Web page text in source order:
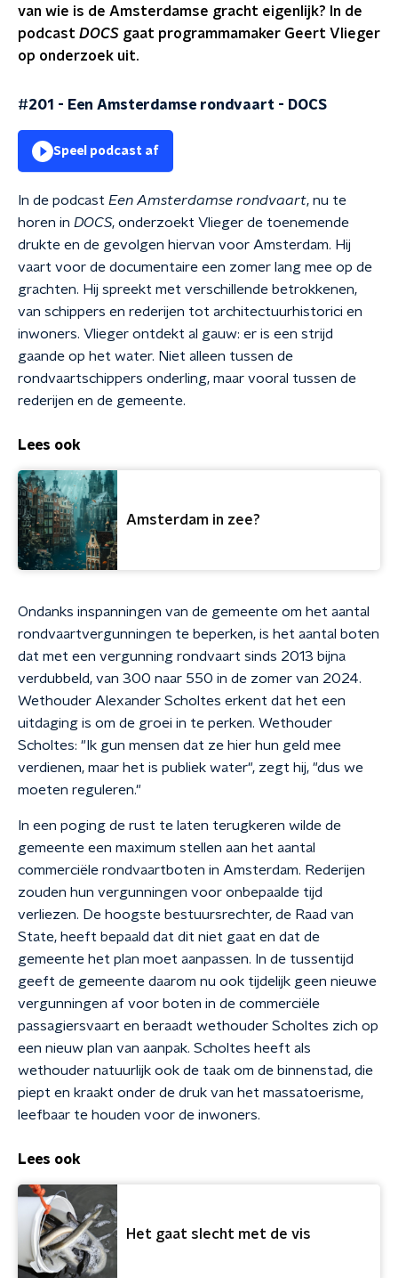
van wie is de Amsterdamse gracht eigenlijk? In de
podcast DOCS gaat programmamaker Geert Vlieger
op onderzoek uit.
#201 - Een Amsterdamse rondvaart - DOCS
Speel podcast af
In de podcast Een Amsterdamse rondvaart, nu te
horen in DOCS, onderzoekt Vlieger de toenemende
drukte en de gevolgen hiervan voor Amsterdam. Hij
vaart voor de documentaire een zomer lang mee op de
grachten. Hij spreekt met verschillende betrokkenen,
van schippers en rederijen tot architectuurhistorici en
inwoners. Vlieger ontdekt al gauw: er is een strijd
gaande op het water. Niet alleen tussen de
rondvaartschippers onderling, maar vooral tussen de
rederijen en de gemeente.
Lees ook
Amsterdam in zee?
Ondanks inspanningen van de gemeente om het aantal
rondvaartvergunningen te beperken, is het aantal boten
dat met een vergunning rondvaart sinds 2013 bijna
verdubbeld, van 300 naar 550 in de zomer van 2024.
Wethouder Alexander Scholtes erkent dat het een
uitdaging is om de groei in te perken. Wethouder
Scholtes: "Ik gun mensen dat ze hier hun geld mee
verdienen, maar het is publiek water", zegt hij, "dus we
moeten reguleren."
In een poging de rust te laten terugkeren wilde de
gemeente een maximum stellen aan het aantal
commerciële rondvaartboten in Amsterdam. Rederijen
zouden hun vergunningen voor onbepaalde tijd
verliezen. De hoogste bestuursrechter, de Raad van
State, heeft bepaald dat dit niet gaat en dat de
gemeente het plan moet aanpassen. In de tussentijd
geeft de gemeente daarom nu ook tijdelijk geen nieuwe
vergunningen af voor boten in de commerciële
passagiersvaart en beraadt wethouder Scholtes zich op
een nieuw plan van aanpak. Scholtes heeft als
wethouder natuurlijk ook de taak om de binnenstad, die
piept en kraakt onder de druk van het massatoerisme,
leefbaar te houden voor de inwoners.
Lees ook
Het gaat slecht met de vis